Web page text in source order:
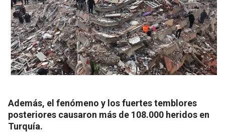
Además, el fenómeno y los fuertes temblores
posteriores causaron más de 108.000 heridos en
Turquía.